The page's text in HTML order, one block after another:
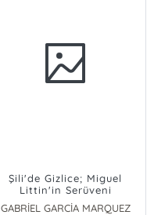
Şili'de Gizlice; Miguel
Littin'in Serüveni
GABRİEL GARCİA MARQUEZ